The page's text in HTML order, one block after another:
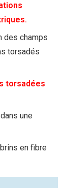
des champs
torsadés
torsadées
une
en fibre